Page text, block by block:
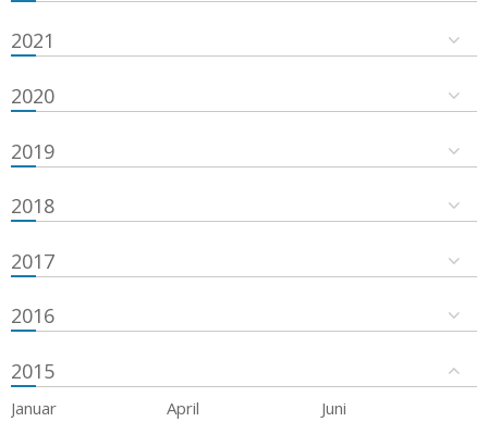
2021
2020
2019
2018
2017
2016
2015
Januar April
Juni